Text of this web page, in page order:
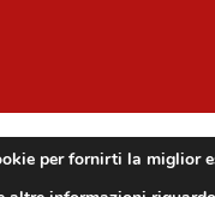
per fornirti la miglior